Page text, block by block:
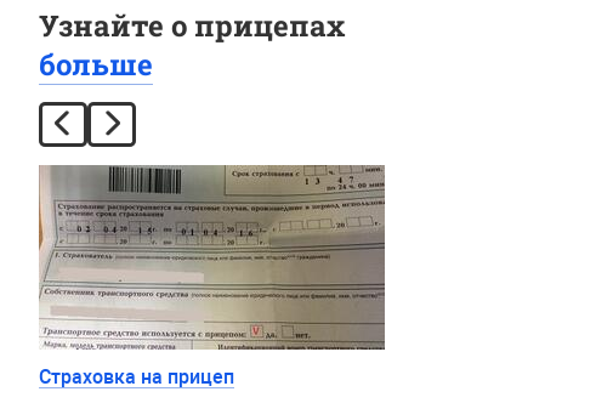
Узнайте о прицепах
больше
Страховка на прицеп